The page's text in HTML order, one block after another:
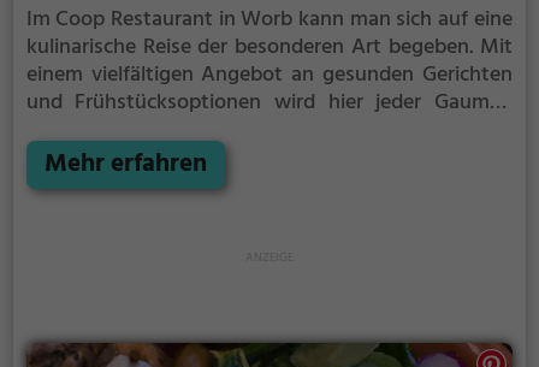
Im Coop Restaurant in Worb kann man sich auf eine
kulinarische Reise der besonderen Art begeben. Mit
einem vielfältigen Angebot an gesunden Gerichten
und Frühstücksoptionen wird hier jeder Gaumen
Verweilen ein und bietet die perfekte Kulisse für
genussvolle Stunden. Egal ob man sich für einen
einem echten Erlebnis.
Mehr erfahren